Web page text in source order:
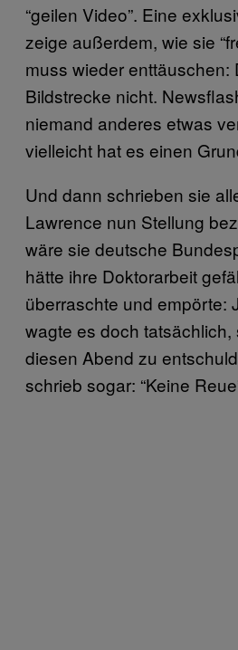
“geilen Video”. Eine
zeige außerdem, wie sie
muss wieder enttäuschen:
Bildstrecke nicht.
niemand anderes etwas
vielleicht hat es einen
Und dann schrieben sie
Lawrence nun Stellung
wäre sie deutsche
hätte ihre Doktorarbeit
überraschte und empörte:
wagte es doch tatsächlich,
diesen Abend zu
schrieb sogar: “Keine